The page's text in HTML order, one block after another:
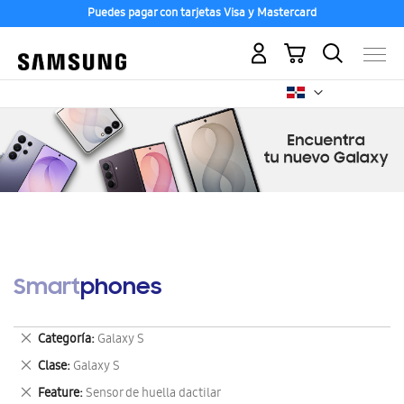
Puedes pagar con tarjetas Visa y Mastercard
Mi carrito
Smartphones
Categoría Galaxy S
Eliminar
este
artículo
Clase Galaxy S
Eliminar
este
Feature Sensor de huella dactilar
Eliminar